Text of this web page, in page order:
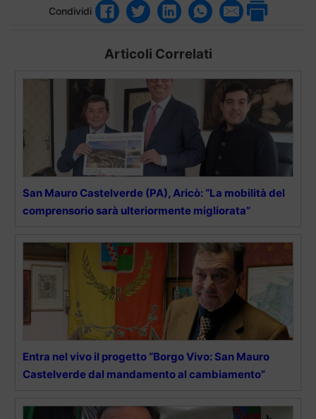
Condividi
Articoli Correlati
San Mauro Castelverde (PA), Aricò: “La mobilità del
comprensorio sarà ulteriormente migliorata”
Entra nel vivo il progetto “Borgo Vivo: San Mauro
Castelverde dal mandamento al cambiamento”